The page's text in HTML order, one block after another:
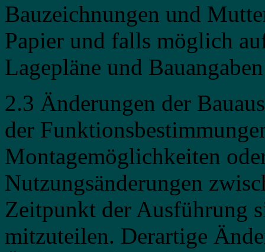
Bauzeichnungen und
Papier und falls möglich
Lagepläne und
2.3 Änderungen der
der
Montagemöglichkeiten
Nutzungsänderungen
Zeitpunkt der Ausführung
mitzuteilen. Derartige